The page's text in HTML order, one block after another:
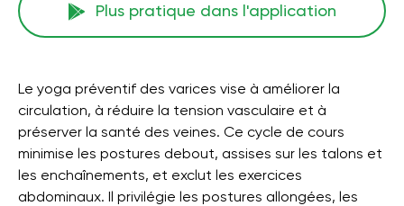
Plus pratique dans l'application
Le yoga préventif des varices vise à améliorer la
circulation, à réduire la tension vasculaire et à
préserver la santé des veines. Ce cycle de cours
minimise les postures debout, assises sur les talons et
les enchaînements, et exclut les exercices
abdominaux. Il privilégie les postures allongées, les